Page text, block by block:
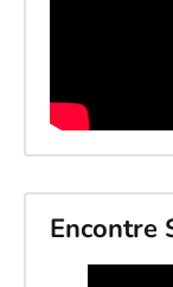
Encontre